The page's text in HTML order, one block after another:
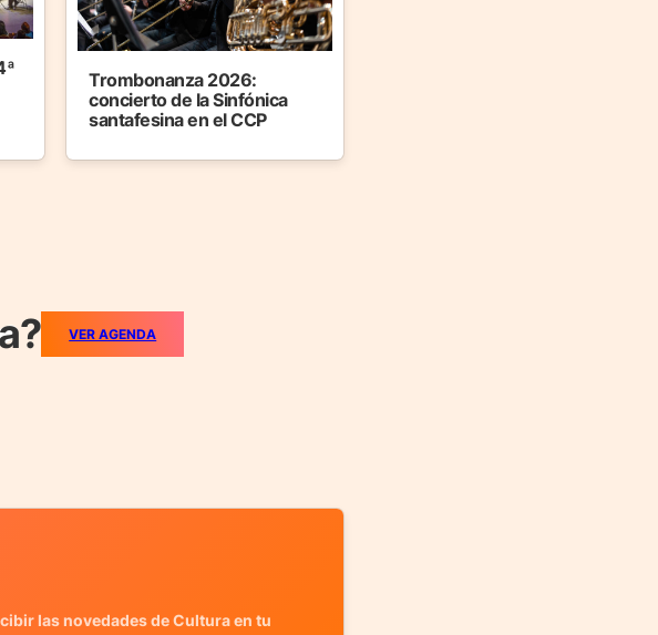
Trombonanza 2026:
concierto de la Sinfónica
santafesina en el CCP
VER AGENDA
las novedades de Cultura en tu